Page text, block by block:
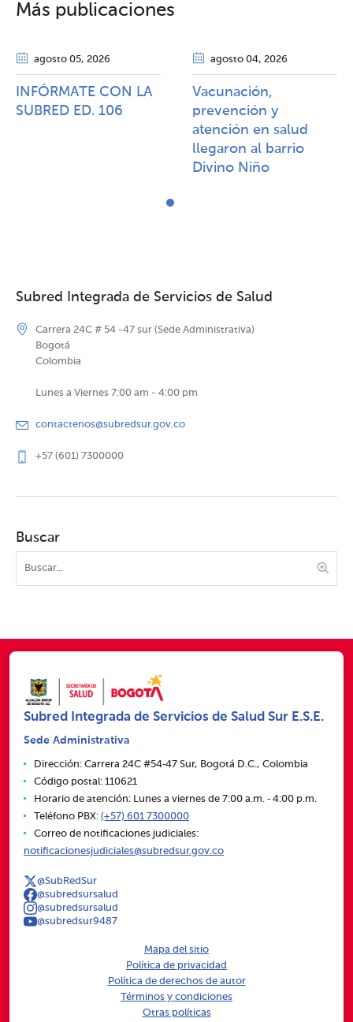
Más publicaciones
agosto 05, 2026
INFÓRMATE CON LA
SUBRED ED. 106
agosto 04, 2026
Vacunación,
prevención y
atención en salud
llegaron al barrio
Divino Niño
Subred Integrada de Servicios de Salud
Carrera 24C # 54 -47 sur (Sede Administrativa)
Bogotá
Colombia
Lunes a Viernes 7:00 am - 4:00 pm
contactenos@subredsur.gov.co
+57 (601) 7300000
Buscar
Subred Integrada de Servicios de Salud Sur E.S.E.
Sede Administrativa
Dirección: Carrera 24C #54‑47 Sur, Bogotá D.C., Colombia
Código postal: 110621
Horario de atención: Lunes a viernes de 7:00 a.m. ‑ 4:00 p.m.
Teléfono PBX: (+57) 601 7300000
Correo de notificaciones judiciales:
notificacionesjudiciales@subredsur.gov.co
@SubRedSur
@subredsursalud
@subredsursalud
@subredsur9487
Mapa del sitio
Política de privacidad
Política de derechos de autor
Términos y condiciones
Otras políticas